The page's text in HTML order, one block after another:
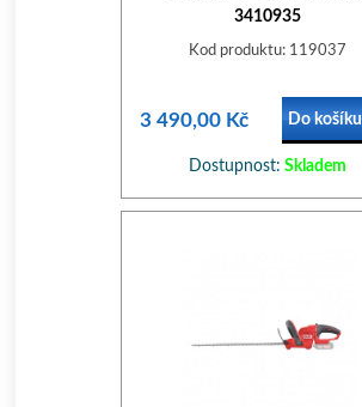
3410935
Kod produktu: 119037
3 490,00 Kč Do košíku
Dostupnost: Skladem